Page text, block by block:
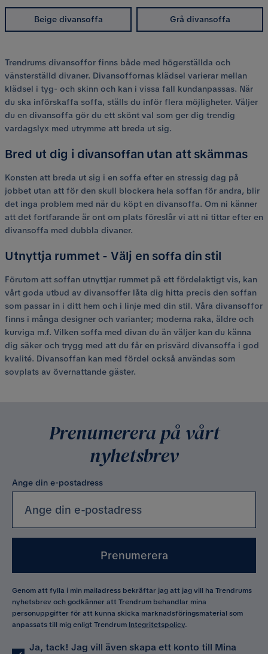
Beige divansoffa Grå divansoffa
Trendrums divansoffor finns både med högerställda och
vänsterställd divaner. Divansoffornas klädsel varierar mellan
klädsel i tyg- och skinn och kan i vissa fall kundanpassas. När
du ska införskaffa soffa, ställs du inför flera möjligheter. Väljer
du en divansoffa gör du ett skönt val som ger dig trendig
vardagslyx med utrymme att breda ut sig.
Bred ut dig i divansoffan utan att skämmas
Konsten att breda ut sig i en soffa efter en stressig dag på
jobbet utan att för den skull blockera hela soffan för andra, blir
det inga problem med när du köpt en divansoffa. Om ni känner
att det fortfarande är ont om plats föreslår vi att ni tittar efter en
divansoffa med dubbla divaner.
Utnyttja rummet - Välj en soffa din stil
Förutom att soffan utnyttjar rummet på ett fördelaktigt vis, kan
vårt goda utbud av divansoffer låta dig hitta precis den soffan
som passar in i ditt hem och i linje med din stil. Våra divansoffor
finns i många designer och varianter; moderna raka, äldre och
kurviga m.f. Vilken soffa med divan du än väljer kan du känna
dig säker och trygg med att du får en prisvärd divansoffa i god
kvalité. Divansoffan kan med fördel också användas som
sovplats av övernattande gäster.
Prenumerera på vårt
nyhetsbrev
Ange din e-postadress
Prenumerera
Genom att fylla i min mailadress bekräftar jag att jag vill ha Trendrums
nyhetsbrev och godkänner att Trendrum behandlar mina
personuppgifter för att kunna skicka marknadsföringsmaterial som
anpassats till mig enligt Trendrum Integritetspolicy.
Ja, tack! Jag vill även skapa ett konto till Mina